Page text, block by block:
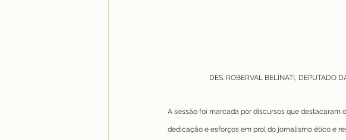
DES. ROBERVAL BELINATI, DEPUTADO
A sessão foi marcada por discursos que destacaram
dedicação e esforços em prol do jornalismo ético e